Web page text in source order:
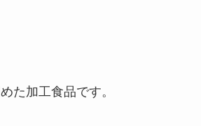
た加工食品です。